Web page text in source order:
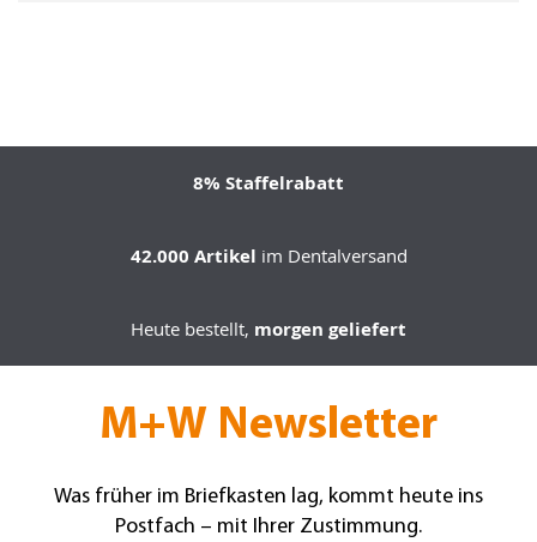
8% Staffelrabatt
42.000 Artikel im Dentalversand
Heute bestellt, morgen geliefert
M+W Newsletter
Was früher im Briefkasten lag, kommt heute ins
Postfach – mit Ihrer Zustimmung.